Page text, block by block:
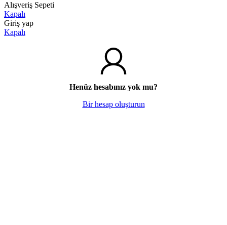
Alışveriş Sepeti
Kapalı
Giriş yap
Kapalı
Henüz hesabınız yok mu?
Bir hesap oluşturun